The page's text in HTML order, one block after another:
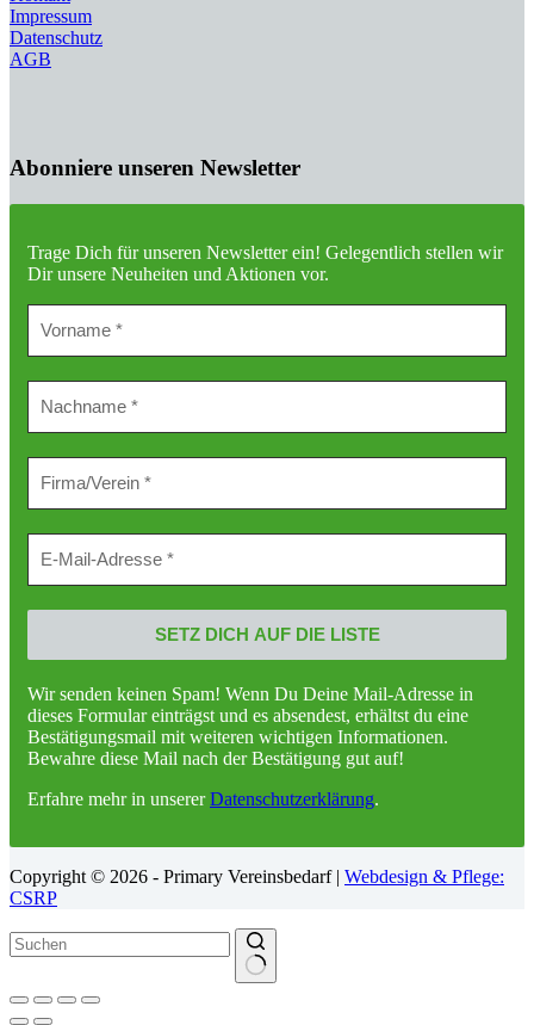
Impressum
Datenschutz
AGB
Abonniere unseren Newsletter
Trage Dich für unseren Newsletter ein! Gelegentlich stellen wir
Dir unsere Neuheiten und Aktionen vor.
Wir senden keinen Spam! Wenn Du Deine Mail-Adresse in
dieses Formular einträgst und es absendest, erhältst du eine
Bestätigungsmail mit weiteren wichtigen Informationen.
Bewahre diese Mail nach der Bestätigung gut auf!
Erfahre mehr in unsererDatenschutzerklärung.
Copyright © 2026 - Primary Vereinsbedarf | Webdesign & Pflege:
CSRP
Keine
Ergebnisse